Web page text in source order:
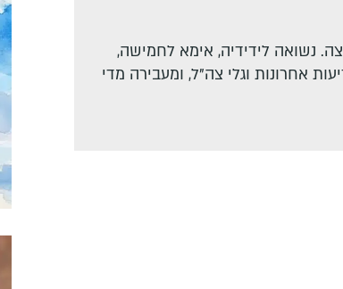
נשואה לידידיה, אימא לחמישה,
אחרונות וגלי צה"ל, ומעבירה מדי